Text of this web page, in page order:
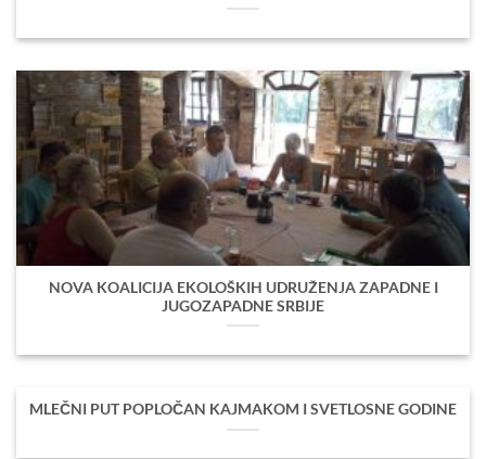
NOVA KOALICIJA EKOLOŠKIH UDRUŽENJA ZAPADNE I
JUGOZAPADNE SRBIJE
MLEČNI PUT POPLOČAN KAJMAKOM I SVETLOSNE GODINE